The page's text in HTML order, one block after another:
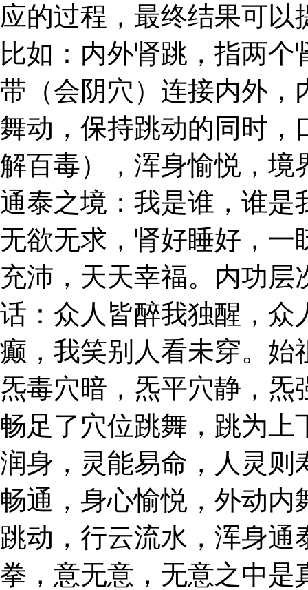
应的过程，最终结果可
比如：内外肾跳，指两
带（会阴穴）连接内外，
舞动，保持跳动的同时，
解百毒），浑身愉悦，境
通泰之境：我是谁，谁是
无欲无求，肾好睡好，
充沛，天天幸福。内功
话：众人皆醉我独醒，众
癫，我笑别人看未穿。始
炁毒穴暗，炁平穴静，
畅足了穴位跳舞，跳为
润身，灵能易命，人灵则
畅通，身心愉悦，外动
跳动，行云流水，浑身
拳，意无意，无意之中是